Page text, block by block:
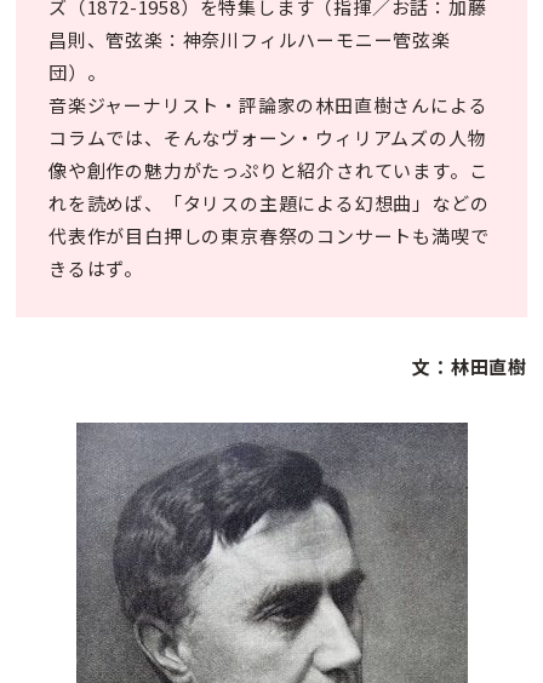
ズ（1872-1958）を特集します（指揮／お話：加藤
昌則、管弦楽：神奈川フィルハーモニー管弦楽
団）。
音楽ジャーナリスト・評論家の林田直樹さんによる
コラムでは、そんなヴォーン・ウィリアムズの人物
像や創作の魅力がたっぷりと紹介されています。こ
れを読めば、「タリスの主題による幻想曲」などの
代表作が目白押しの東京春祭のコンサートも満喫で
きるはず。
文：林田直樹